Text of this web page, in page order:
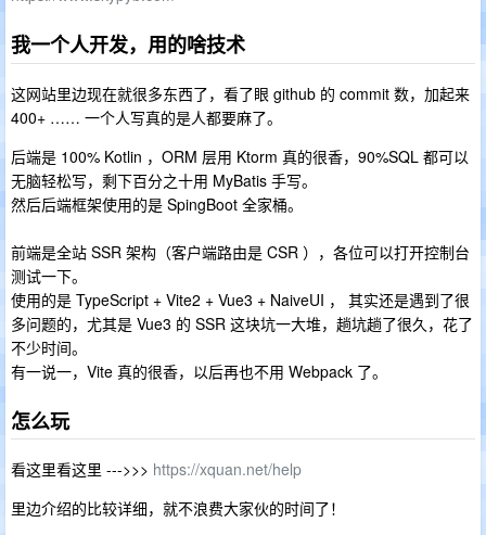
我一个人开发，用的啥技术
这网站里边现在就很多东西了，看了眼 github 的 commit 数，加起来
400+ …… 一个人写真的是人都要麻了。
后端是 100% Kotlin ，ORM 层用 Ktorm 真的很香，90%SQL 都可以
无脑轻松写，剩下百分之十用 MyBatis 手写。
然后后端框架使用的是 SpingBoot 全家桶。
前端是全站 SSR 架构（客户端路由是 CSR ），各位可以打开控制台
测试一下。
使用的是 TypeScript + Vite2 + Vue3 + NaiveUI ， 其实还是遇到了很
多问题的，尤其是 Vue3 的 SSR 这块坑一大堆，趟坑趟了很久，花了
不少时间。
有一说一，Vite 真的很香，以后再也不用 Webpack 了。
怎么玩
看这里看这里 --->>> https://xquan.net/help
里边介绍的比较详细，就不浪费大家伙的时间了！